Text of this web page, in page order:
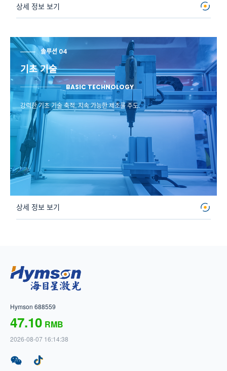
상세 정보 보기
솔루션 04
기초 기술
BASIC TECHNOLOGY
강력한 기초 기술 축적, 지속 가능한 제조를 주도.
상세 정보 보기
Hymson 688559
47.10 RMB
2026-08-07 16:14:38